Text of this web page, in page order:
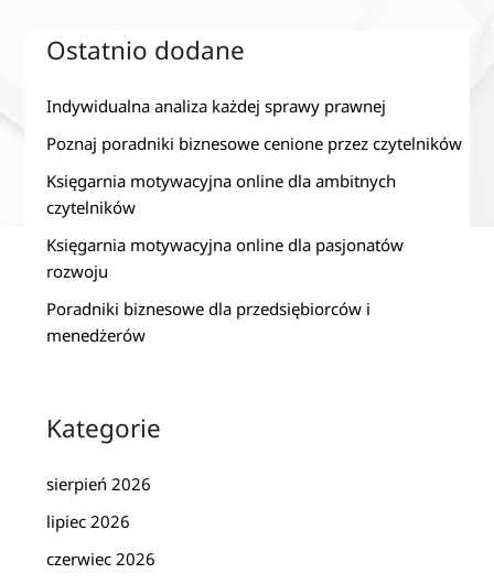
Ostatnio dodane
Indywidualna analiza każdej sprawy prawnej
Poznaj poradniki biznesowe cenione przez czytelników
Księgarnia motywacyjna online dla ambitnych
czytelników
Księgarnia motywacyjna online dla pasjonatów
rozwoju
Poradniki biznesowe dla przedsiębiorców i
menedżerów
Kategorie
sierpień 2026
lipiec 2026
czerwiec 2026